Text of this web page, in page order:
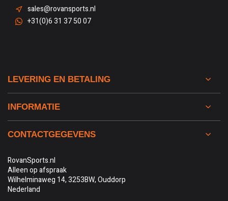
sales@rovansports.nl
+31(0)6 31 37 50 07
LEVERING EN BETALING
INFORMATIE
CONTACTGEGEVENS
RovanSports.nl
Alleen op afspraak
Wilhelminaweg 14, 3253BW, Ouddorp
Nederland